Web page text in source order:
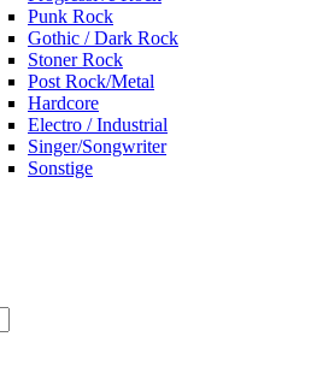
Punk Rock
Gothic / Dark Rock
Stoner Rock
Post Rock/Metal
Hardcore
Electro / Industrial
Singer/Songwriter
Sonstige